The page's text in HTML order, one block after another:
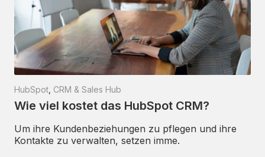
HubSpot CRM & Sales Hub
Wie viel kostet das HubSpot CRM?
Um ihre Kundenbeziehungen zu pflegen und ihre
Kontakte zu verwalten, setzen imme.